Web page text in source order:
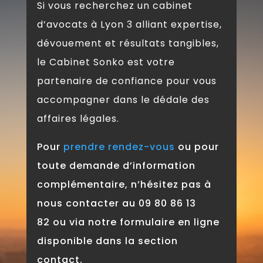
Si vous recherchez un cabinet
d’avocats à Lyon 3 alliant expertise,
dévouement et résultats tangibles,
le Cabinet Sonko est votre
partenaire de confiance pour vous
accompagner dans le dédale des
affaires légales.
Pour prendre rendez-vous ou pour
toute demande d’information
complémentaire, n’hésitez pas à
nous contacter au 09 80 86 13
82 ou via notre formulaire en ligne
disponible dans la section
contact.